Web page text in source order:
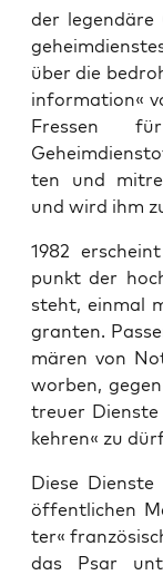
der
über die
in­for­ma­ti­on«
Fres­sen
ten und
und wird ihm
1982 erscheint
punkt der
steht, ein­mal
gran­ten.
mä­ren von
wor­ben,
treu­er
keh­ren« zu
Die­se
öffent­li­chen
ter«
das Psar